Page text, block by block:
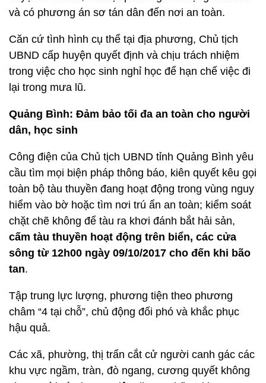
và có phương án sơ tán dân đến nơi an toàn.
Căn cứ tình hình cụ thể tại địa phương, Chủ tịch
UBND cấp huyện quyết định và chịu trách nhiệm
trong việc cho học sinh nghỉ học để hạn chế việc đi
lại trong mưa lũ.
Quảng Bình: Đảm bảo tối đa an toàn cho người
dân, học sinh
Công điện của Chủ tịch UBND tỉnh Quảng Bình yêu
cầu tìm mọi biện pháp thông báo, kiên quyết kêu gọi
toàn bộ tàu thuyền đang hoạt động trong vùng nguy
hiểm vào bờ hoặc tìm nơi trú ẩn an toàn; kiểm soát
chặt chẽ không để tàu ra khơi đánh bắt hải sản,
cấm tàu thuyền hoạt động trên biển, các cửa
sông từ 12h00 ngày 09/10/2017 cho đến khi bão
tan.
Tập trung lực lượng, phương tiện theo phương
châm “4 tại chỗ”, chủ động đối phó và khắc phục
hậu quả.
Các xã, phường, thị trấn cắt cử người canh gác các
khu vực ngầm, tràn, đò ngang, cương quyết không